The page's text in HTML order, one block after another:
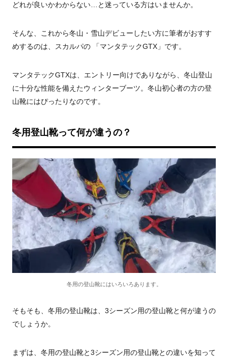
どれが良いかわからない…と迷っている方はいませんか。
そんな、これから冬山・雪山デビューしたい方に筆者がおすす
めするのは、スカルパの 「マンタテックGTX」です。
マンタテックGTXは、エントリー向けでありながら、冬山登山
に十分な性能を備えたウィンターブーツ。冬山初心者の方の登
山靴にはぴったりなのです。
冬用登山靴って何が違うの？
冬用の登山靴にはいろいろあります。
そもそも、冬用の登山靴は、3シーズン用の登山靴と何が違うの
でしょうか。
まずは、冬用の登山靴と3シーズン用の登山靴との違いを知って